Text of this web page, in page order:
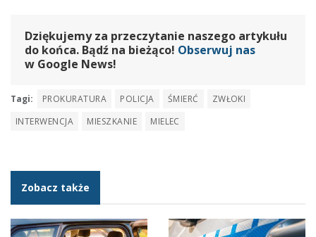
Dziękujemy za przeczytanie naszego artykułu
do końca. Bądź na bieżąco! Obserwuj nas
w Google News!
Tagi: PROKURATURA POLICJA ŚMIERĆ
ZWŁOKI
INTERWENCJA
MIESZKANIE MIELEC
Zobacz także